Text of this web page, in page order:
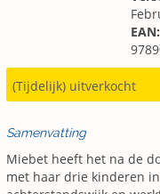
EAN:
(Tijdelijk) uitverkocht
Samenvatting
Miebet heeft het na de
met haar drie kinderen